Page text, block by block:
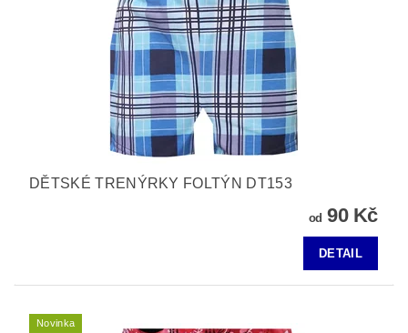
DĚTSKÉ TRENÝRKY FOLTÝN DT153
od 90 Kč
DETAIL
Novinka